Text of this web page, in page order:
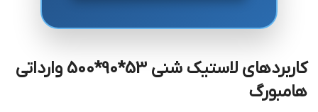
کاربردهای لاستیک شنی 53*90*500 وارداتی
هامبورگ